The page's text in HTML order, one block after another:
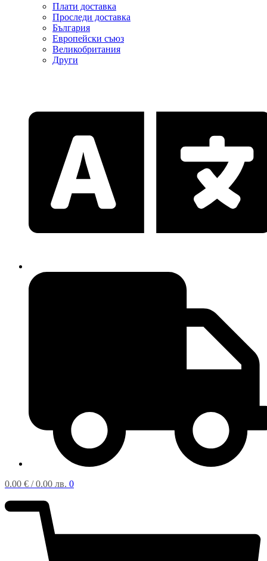
Плати доставка
Проследи доставка
България
Европейски съюз
Великобритания
Други
0.00 € / 0.00 лв. 0